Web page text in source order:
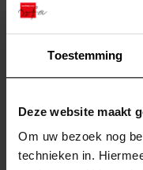
Toestemming
Deze website maakt
Om uw bezoek nog
technieken in.
809Hoogkarspel;
plaatsing van twee
Toon details van deze
1425 Hoogkarspel;